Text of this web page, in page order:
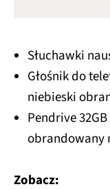
Słuchawki
Głośnik do
niebieski
Pendrive
obrandowany
Zobacz: